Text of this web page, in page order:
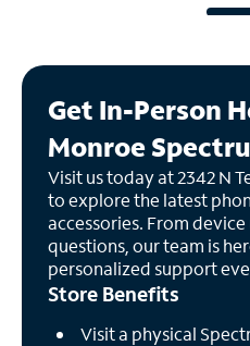
Get In-Person
Monroe
Visit us today at 2342 N
to explore the latest
accessories. From
questions, our team is
personalized support
Store Benefits
Visit a physical